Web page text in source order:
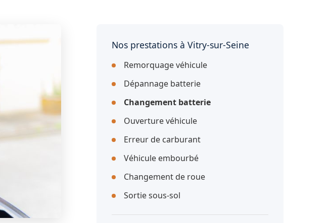
Nos prestations à Vitry-sur-Seine
Remorquage véhicule
Dépannage batterie
Changement batterie
Ouverture véhicule
Erreur de carburant
Véhicule embourbé
Changement de roue
Sortie sous-sol